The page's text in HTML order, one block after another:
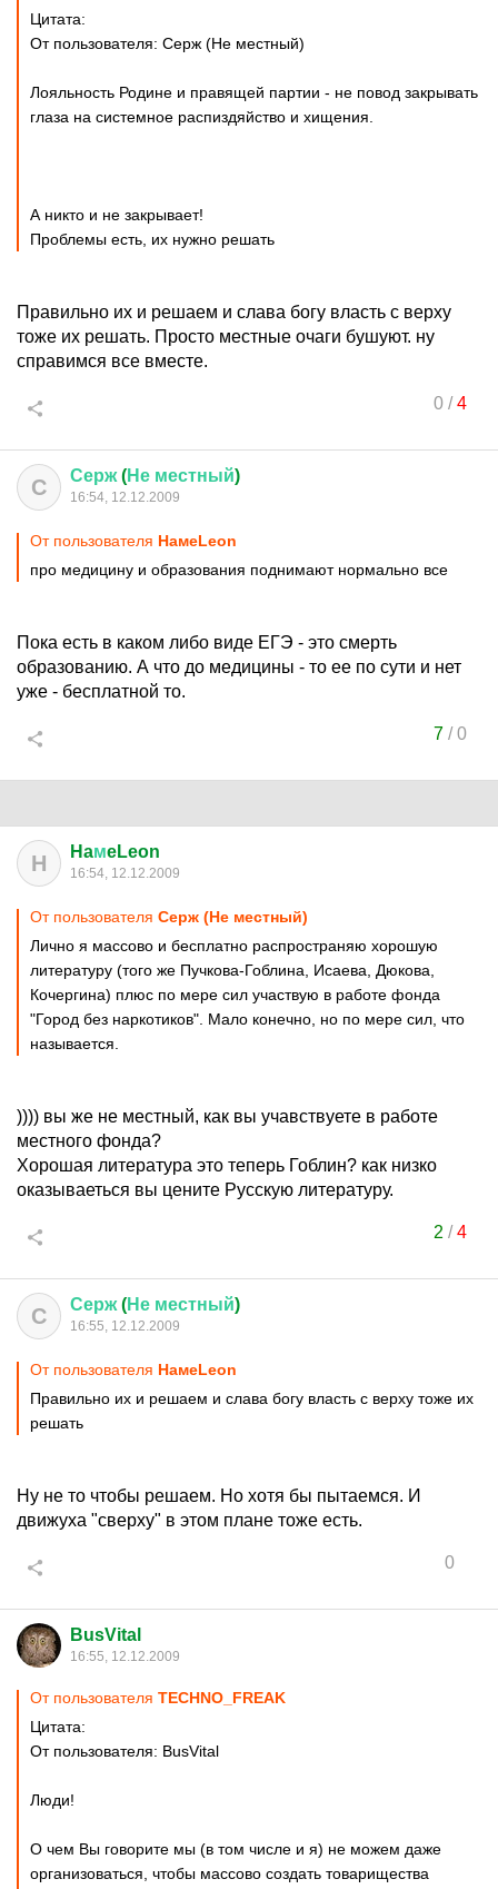
Цитата:
От пользователя: Серж (Не местный)
Лояльность Родине и правящей партии - не повод закрывать
глаза на системное распиздяйство и хищения.
А никто и не закрывает!
Проблемы есть, их нужно решать
Правильно их и решаем и слава богу власть с верху
тоже их решать. Просто местные очаги бушуют. ну
справимся все вместе.
0/4
С Серж(Не местный)
16:54, 12.12.2009
От пользователя HaмeLeon
про медицину и образования поднимают нормально все
Пока есть в каком либо виде ЕГЭ - это смерть
образованию. А что до медицины - то ее по сути и нет
уже - бесплатной то.
7/0
H HaмeLeon
16:54, 12.12.2009
От пользователя Серж (Не местный)
Лично я массово и бесплатно распространяю хорошую
литературу (того же Пучкова-Гоблина, Исаева, Дюкова,
Кочергина) плюс по мере сил участвую в работе фонда
"Город без наркотиков". Мало конечно, но по мере сил, что
называется.
)))) вы же не местный, как вы учавствуете в работе
местного фонда?
Хорошая литература это теперь Гоблин? как низко
оказываеться вы цените Русскую литературу.
2 /4
С Серж(Не местный)
16:55, 12.12.2009
От пользователя HaмeLeon
Правильно их и решаем и слава богу власть с верху тоже их
решать
Ну не то чтобы решаем. Но хотя бы пытаемся. И
движуха "сверху" в этом плане тоже есть.
0
BusVital
16:55, 12.12.2009
От пользователя TECHNO_FREAK
Цитата:
От пользователя: BusVital
Люди!
О чем Вы говорите мы (в том числе и я) не можем даже
организоваться, чтобы массово создать товарищества